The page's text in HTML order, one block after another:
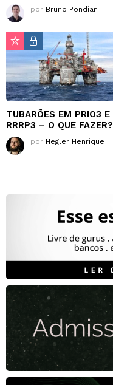
por Bruno Pondian
TUBARÕES EM PRIO3 E
RRRP3 – O QUE FAZER?
por Hegler Henrique